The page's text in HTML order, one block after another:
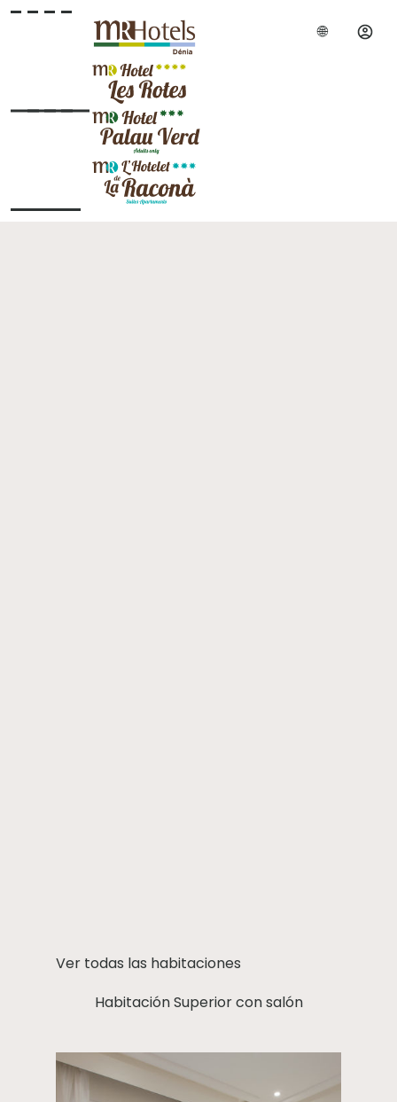
Ver todas las habitaciones
Habitación Superior con salón